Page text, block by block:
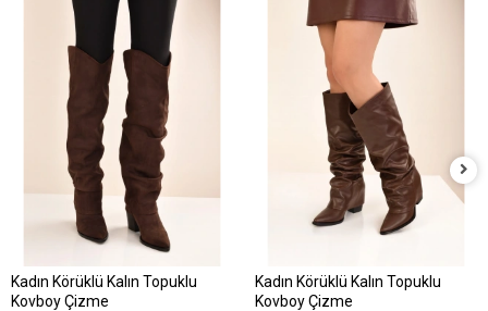
Kadın Körüklü Kalın Topuklu
Kovboy Çizme
Kadın Körüklü Kalın Topuklu
Kovboy Çizme